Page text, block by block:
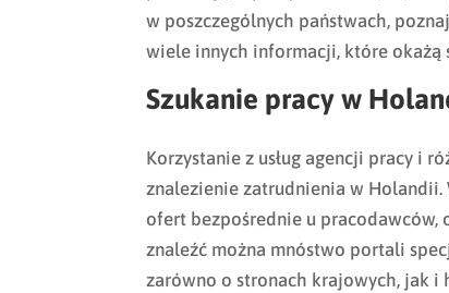
w poszczególnych państwach,
wiele innych informacji, które okażą
Szukanie pracy w
Korzystanie z usług agencji pracy i
znalezienie zatrudnienia w Holandii.
ofert bezpośrednie u pracodawców,
znaleźć można mnóstwo portali
zarówno o stronach krajowych, jak i